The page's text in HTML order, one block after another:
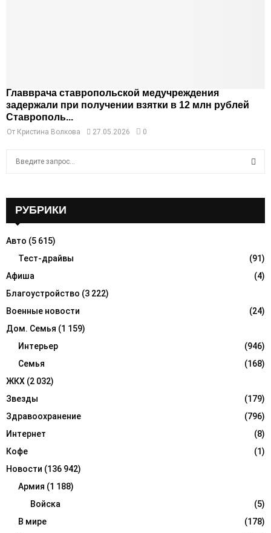
Главврача ставропольской медучреждения
задержали при получении взятки в 12 млн рублей
Ставрополь...
От Кристина Волкова 27.05.2026 0
o
R
C
H
РУБРИКИ
Авто (5 615)
Тест-драйвы
(91)
Афиша
(4)
Благоустройство (3 222)
Военные новости
(24)
Дом. Семья (1 159)
Интерьер
(946)
Семья
(168)
ЖКХ (2 032)
Звезды
(179)
Здравоохранение
(796)
Интернет
(8)
Кофе
(1)
Новости (136 942)
Армия (1 188)
Войска
(5)
В мире
(178)